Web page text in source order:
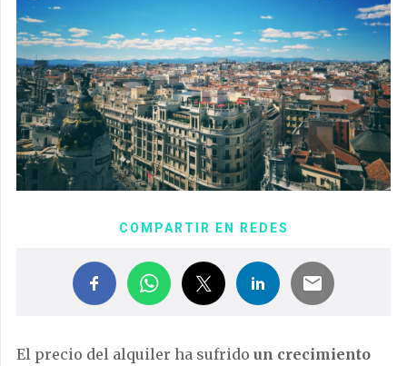
COMPARTIR EN REDES
El precio del alquiler ha sufrido un crecimiento